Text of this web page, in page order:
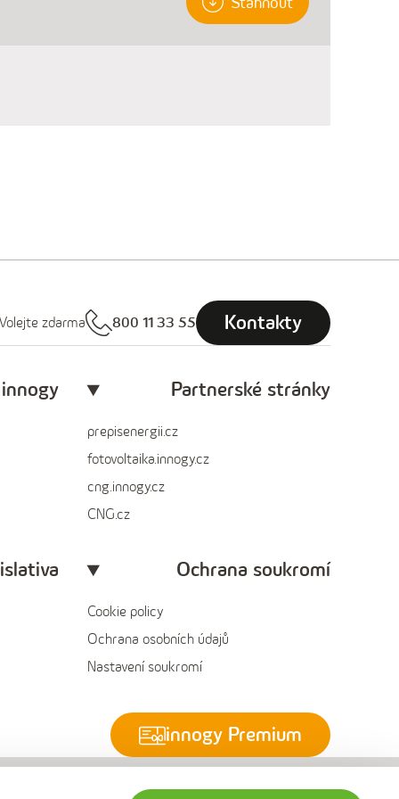
Volejte zdarma 800 11 33 55 Kontakty
Partnerské stránky
prepisenergii.cz
fotovoltaika.innogy.cz
cng.innogy.cz
CNG.cz
Ochrana soukromí
Cookie policy
Ochrana osobních údajů
Nastavení soukromí
innogy Premium